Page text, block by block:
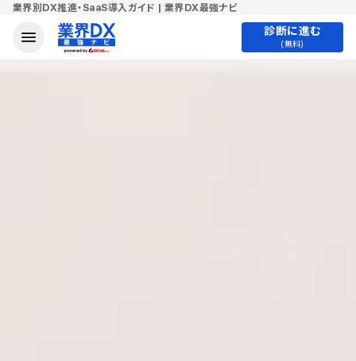
業界別DX推進・SaaS導入ガイド | 業界DX最強ナビ
診断に進む
(無料)